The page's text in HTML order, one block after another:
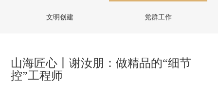
文明创建 党群工作
山海匠心丨谢汝朋：做精品的“细节
控”工程师